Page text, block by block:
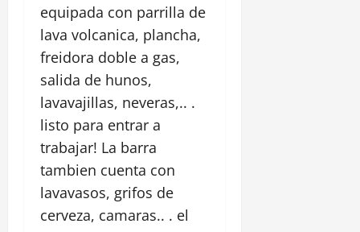
equipada con parrilla de
lava volcanica, plancha,
freidora doble a gas,
salida de hunos,
lavavajillas, neveras,.. .
listo para entrar a
trabajar! La barra
tambien cuenta con
lavavasos, grifos de
cerveza, camaras.. . el